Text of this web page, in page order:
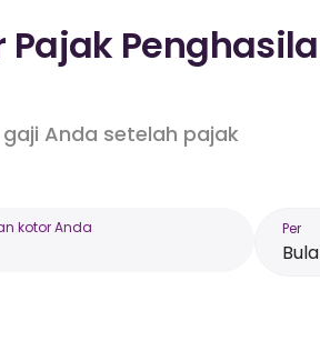
Anda setelah pajak
kotor Anda Per